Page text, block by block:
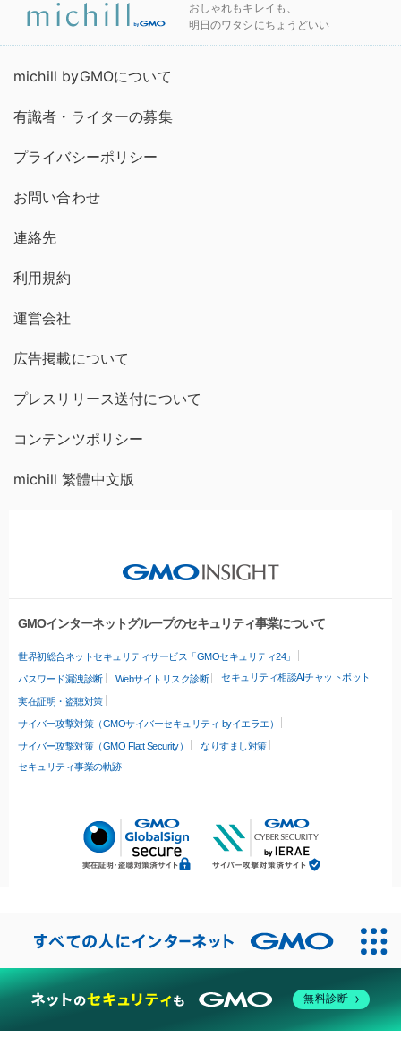
おしゃれもキレイも、
明日のワタシにちょうどいい
michill byGMOについて
有識者・ライターの募集
プライバシーポリシー
お問い合わせ
連絡先
利用規約
運営会社
広告掲載について
プレスリリース送付について
コンテンツポリシー
michill 繁體中文版
GMOインターネットグループのセキュリティ事業について
世界初総合ネットセキュリティサービス「GMOセキュリティ24」
パスワード漏洩診断 Webサイトリスク診断 セキュリティ相談AIチャットボット
実在証明・盗聴対策
サイバー攻撃対策（GMOサイバーセキュリティ byイエラエ）
サイバー攻撃対策（GMO Flatt Security）
なりすまし対策
セキュリティ事業の軌跡
無料診断